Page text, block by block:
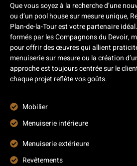
Que vous soyez à la recherche d’une
ou d’un pool house sur mesure unique,
Plan-de-la-Tour est votre partenaire
formés par les Compagnons du Devoir,
pour offrir des œuvres qui allient
menuiserie sur mesure ou la création
approche est toujours centrée sur le
chaque projet reflète vos goûts.
Mobilier
Menuiserie intérieure
Menuiserie extérieure
Revêtements